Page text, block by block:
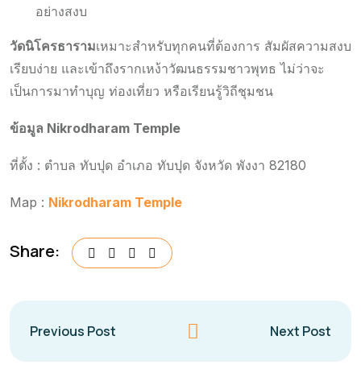
อย่างสงบ
วัดนิโครธารามเหมาะสำหรับทุกคนที่ต้องการ สัมผัสความสงบ
เรียบง่าย และเข้าถึงรากเหง้าวัฒนธรรมชาวพุทธ ไม่ว่าจะ
เป็นการมาทำบุญ ท่องเที่ยว หรือเรียนรู้วิถีชุมชน
ข้อมูล Nikrodharam Temple
ที่ตั้ง : ตำบล ทับปุด อำเภอ ทับปุด จังหวัด พังงา 82180
Map : Nikrodharam Temple
Share:
Previous Post Next Post